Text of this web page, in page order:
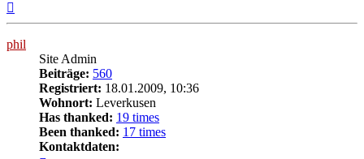
phil
Site Admin
Beiträge: 560
Registriert: 18.01.2009, 10:36
Wohnort: Leverkusen
Has thanked: 19 times
Been thanked: 17 times
Kontaktdaten: